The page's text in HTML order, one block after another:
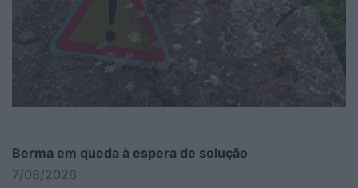
Berma em queda à espera de solução
7/08/2026